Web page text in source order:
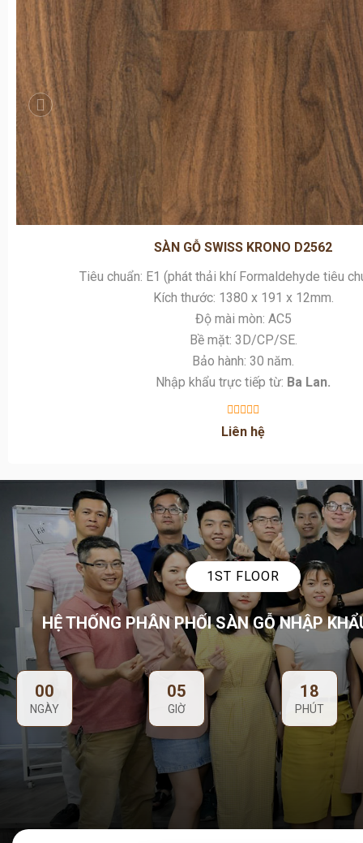
SÀN GỖ SWISS KRONO D2562
Tiêu chuẩn: E1 (phát thải khí Formaldehyde tiêu
Kích thước: 1380 x 191 x 12mm.
Độ mài mòn: AC5
Bề mặt: 3D/CP/SE.
Bảo hành: 30 năm.
Nhập khẩu trực tiếp từ:Ba Lan.
Liên hệ
1ST FLOOR
HỆ THỐNG PHÂN PHỐI SÀN GỖ NHẬP
00
NGÀY
05
GIỜ
18
PHÚT